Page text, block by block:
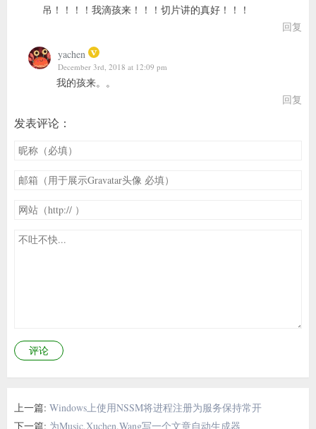
吊！！！！我滴孩来！！！切片讲的真好！！！
回复
yachen
December 3rd, 2018 at 12:09 pm
我的孩来。。
回复
发表评论：
评论
上一篇: Windows上使用NSSM将进程注册为服务保持常开
下一篇: 为Music.Xuchen.Wang写一个文章自动生成器